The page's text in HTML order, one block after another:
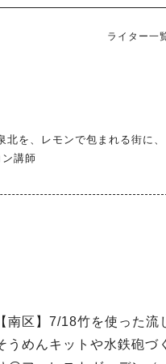
ライター一
を、レモンで包まれる街に
講師
【南区】7/18竹を使った流
うめんキットや水鉄砲づ